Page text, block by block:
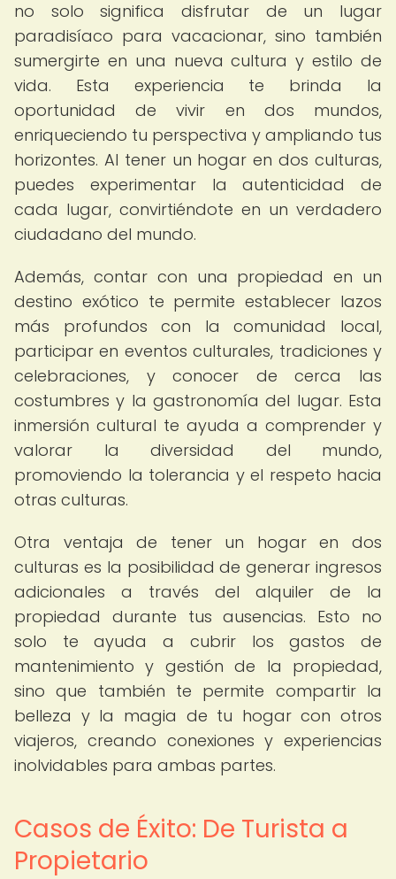
no solo significa disfrutar de un lugar
paradisíaco para vacacionar, sino también
sumergirte en una nueva cultura y estilo de
vida. Esta experiencia te brinda la
oportunidad de vivir en dos mundos,
enriqueciendo tu perspectiva y ampliando tus
horizontes. Al tener un hogar en dos culturas,
puedes experimentar la autenticidad de
cada lugar, convirtiéndote en un verdadero
ciudadano del mundo.
Además, contar con una propiedad en un
destino exótico te permite establecer lazos
más profundos con la comunidad local,
participar en eventos culturales, tradiciones y
celebraciones, y conocer de cerca las
costumbres y la gastronomía del lugar. Esta
inmersión cultural te ayuda a comprender y
valorar la diversidad del mundo,
promoviendo la tolerancia y el respeto hacia
otras culturas.
Otra ventaja de tener un hogar en dos
culturas es la posibilidad de generar ingresos
adicionales a través del alquiler de la
propiedad durante tus ausencias. Esto no
solo te ayuda a cubrir los gastos de
mantenimiento y gestión de la propiedad,
sino que también te permite compartir la
belleza y la magia de tu hogar con otros
viajeros, creando conexiones y experiencias
inolvidables para ambas partes.
Casos de Éxito: De Turista a
Propietario